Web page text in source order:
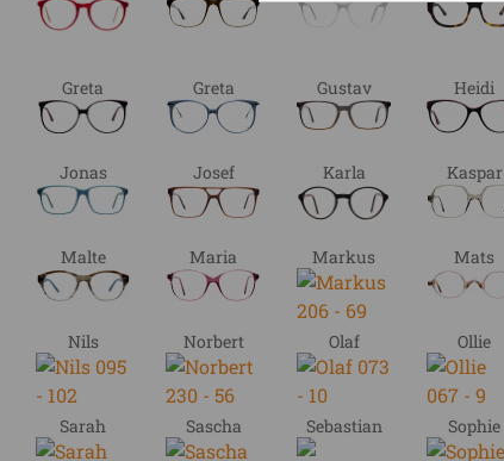
Greta Greta Gustav Heidi
Jonas Josef Karla Kaspar
Malte Maria Markus Mats
Nils Norbert Olaf Ollie
Sarah Sascha Sebastian Sophie